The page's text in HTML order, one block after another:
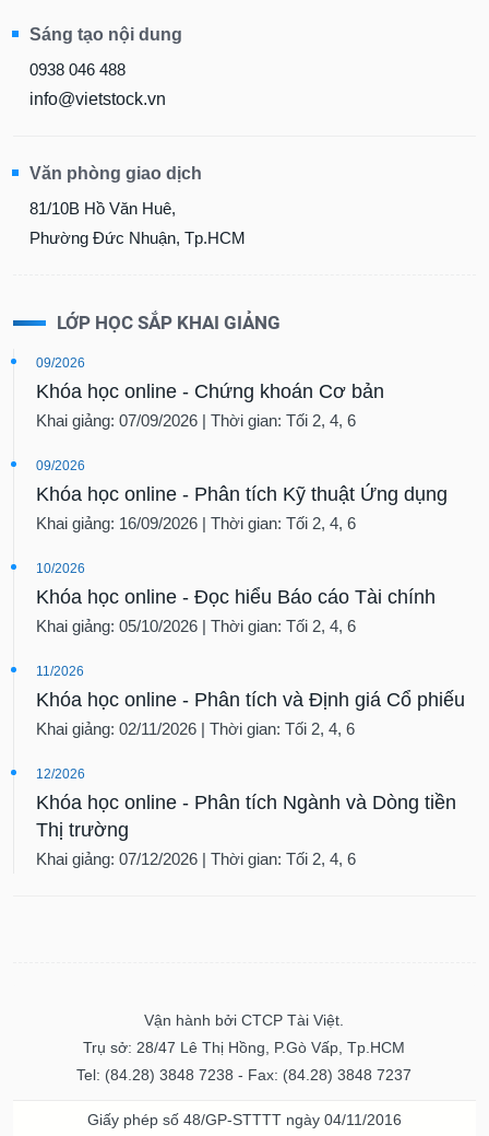
Sáng tạo nội dung
0938 046 488
info@vietstock.vn
Văn phòng giao dịch
81/10B Hồ Văn Huê,
Phường Đức Nhuận, Tp.HCM
LỚP HỌC SẮP KHAI GIẢNG
09/2026
Khóa học online - Chứng khoán Cơ bản
Khai giảng: 07/09/2026 | Thời gian: Tối 2, 4, 6
09/2026
Khóa học online - Phân tích Kỹ thuật Ứng dụng
Khai giảng: 16/09/2026 | Thời gian: Tối 2, 4, 6
10/2026
Khóa học online - Đọc hiểu Báo cáo Tài chính
Khai giảng: 05/10/2026 | Thời gian: Tối 2, 4, 6
11/2026
Khóa học online - Phân tích và Định giá Cổ phiếu
Khai giảng: 02/11/2026 | Thời gian: Tối 2, 4, 6
12/2026
Khóa học online - Phân tích Ngành và Dòng tiền
Thị trường
Khai giảng: 07/12/2026 | Thời gian: Tối 2, 4, 6
Vận hành bởi CTCP Tài Việt.
Trụ sở: 28/47 Lê Thị Hồng, P.Gò Vấp, Tp.HCM
Tel: (84.28) 3848 7238 - Fax: (84.28) 3848 7237
Giấy phép số 48/GP-STTTT ngày 04/11/2016